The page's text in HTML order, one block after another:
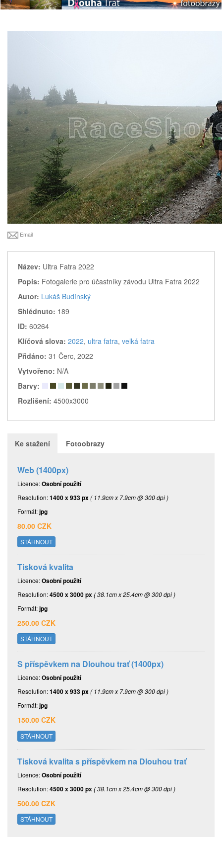
Email
Název: Ultra Fatra 2022
Popis: Fotogalerie pro účastníky závodu Ultra Fatra 2022
Autor: Lukáš Budínský
Shlédnuto: 189
ID: 60264
Klíčová slova: 2022, ultra fatra, velká fatra
Přidáno: 31 Čerc, 2022
Vytvořeno: N/A
Barvy:
Rozlišení: 4500x3000
Ke stažení Fotoobrazy
Web (1400px)
Licence:Osobní použití
Resolution:1400 x 933 px( 11.9cm x 7.9cm @ 300 dpi )
Formát:jpg
80.00 CZK
STÁHNOUT
Tisková kvalita
Licence:Osobní použití
Resolution:4500 x 3000 px( 38.1cm x 25.4cm @ 300 dpi )
Formát:jpg
250.00 CZK
STÁHNOUT
S příspěvkem na Dlouhou trať (1400px)
Licence:Osobní použití
Resolution:1400 x 933 px( 11.9cm x 7.9cm @ 300 dpi )
Formát:jpg
150.00 CZK
STÁHNOUT
Tisková kvalita s příspěvkem na Dlouhou trať
Licence:Osobní použití
Resolution:4500 x 3000 px( 38.1cm x 25.4cm @ 300 dpi )
500.00 CZK
STÁHNOUT